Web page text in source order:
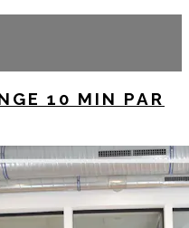
10 MIN PAR